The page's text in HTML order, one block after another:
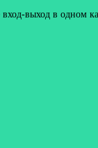
выход в